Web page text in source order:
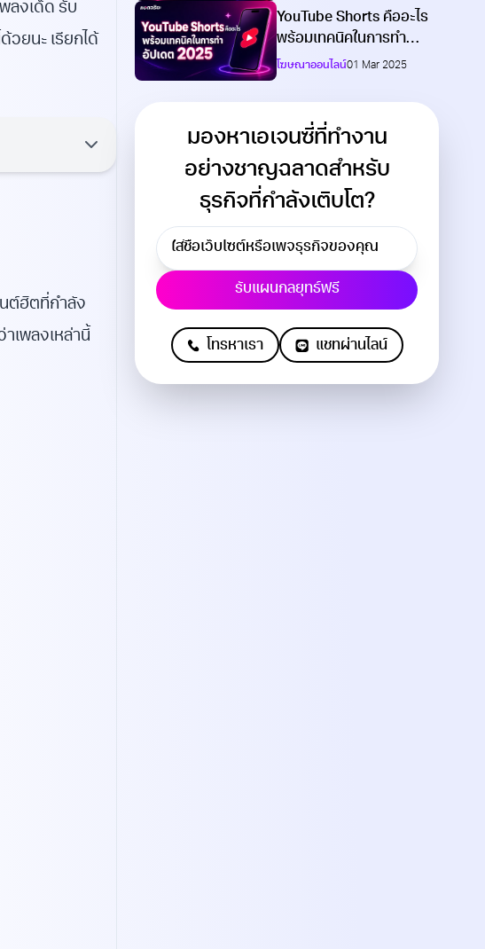
ลงเด็ด รับ
วยนะ เรียกได้
ต์ฮิตที่กำลัง
เพลงเหล่านี้
YouTube Shorts คืออะไร
พร้อมเทคนิคในการทำ
อัปเดต 2025
โฆษณาออนไลน์01 Mar 2025
มองหาเอเจนซี่ที่ทำงาน
อย่างชาญฉลาดสำหรับ
ธุรกิจที่กำลังเติบโต?
รับแผนกลยุทธ์ฟรี
โทรหาเรา แชทผ่านไลน์